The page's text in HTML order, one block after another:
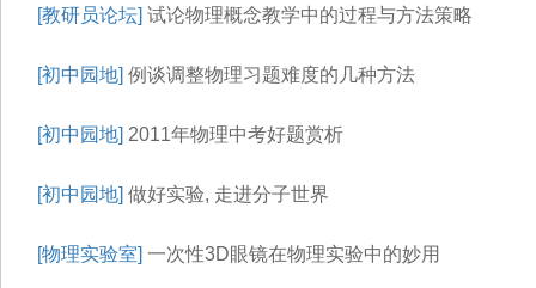
[教研员论坛] 试论物理概念教学中的过程与方法策略
[初中园地] 例谈调整物理习题难度的几种方法
[初中园地] 2011年物理中考好题赏析
[初中园地] 做好实验, 走进分子世界
[物理实验室] 一次性3D眼镜在物理实验中的妙用